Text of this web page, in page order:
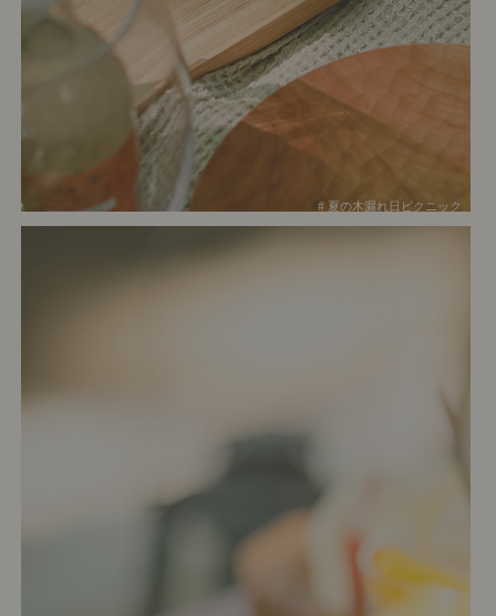
# 夏の木漏れ日ピクニック